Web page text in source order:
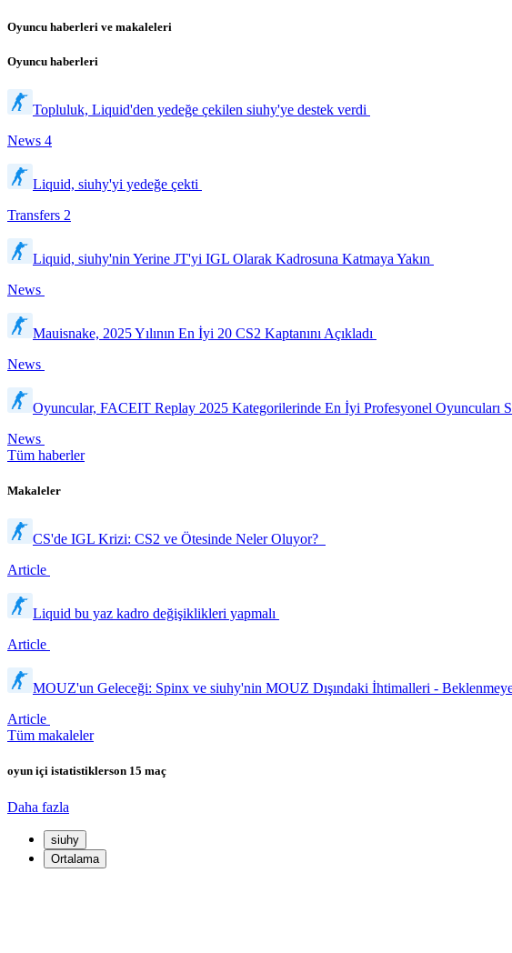
Oyuncu haberleri ve makaleleri
Oyuncu haberleri
Topluluk, Liquid'den yedeğe çekilen siuhy'ye destek verdi
News 4
Liquid, siuhy'yi yedeğe çekti
Transfers 2
Liquid, siuhy'nin Yerine JT'yi IGL Olarak Kadrosuna Katmaya Yakın
News
Mauisnake, 2025 Yılının En İyi 20 CS2 Kaptanını Açıkladı
News
Oyuncular, FACEIT Replay 2025 Kategorilerinde En İyi Profesyonel Oyuncuları
News
Tüm haberler
Makaleler
CS'de IGL Krizi: CS2 ve Ötesinde Neler Oluyor?
Article
Liquid bu yaz kadro değişiklikleri yapmalı
Article
MOUZ'un Geleceği: Spinx ve siuhy'nin MOUZ Dışındaki İhtimalleri -
Article
Tüm makaleler
oyun içi istatistiklerson 15 maç
Daha fazla
siuhy
Ortalama